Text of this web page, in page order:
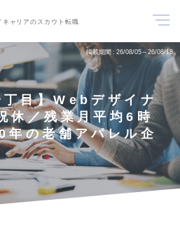
キャリアのスカウト転職
掲載期間 26/08/05～26/08/18
丁目】Webデザイナ
休／残業月平均6時
年の老舗アパレル企